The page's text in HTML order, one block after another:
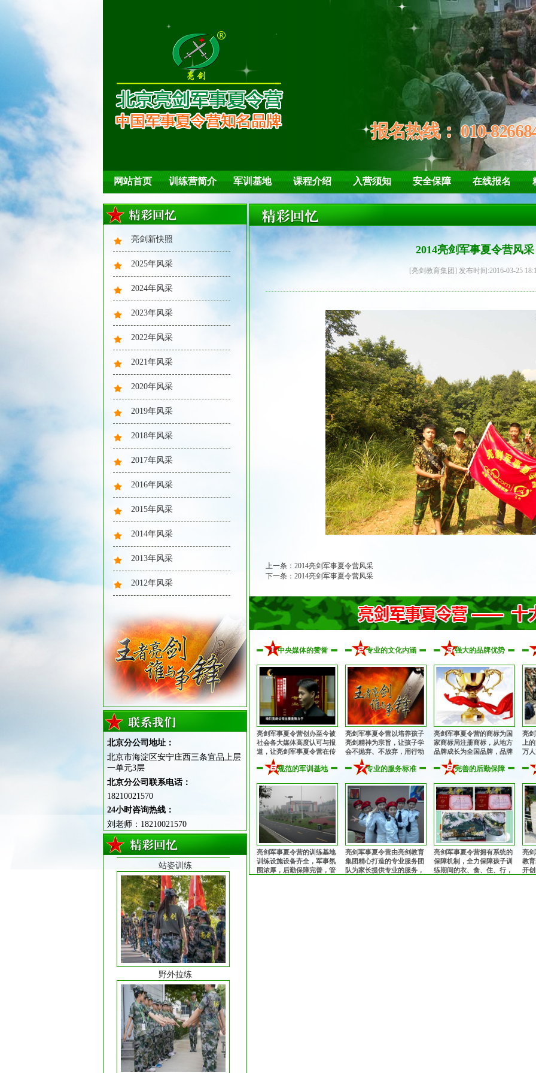
培养孩子“亮剑”精
学会
报名热线：010-
网站首页 训练营简介 军训基地 课程介绍 入营须知 安全保障 在线报名
亮剑新快照
2025年风采
2024年风采
2023年风采
2022年风采
2021年风采
2020年风采
2019年风采
2018年风采
2017年风采
2016年风采
2015年风采
2014年风采
2013年风采
2012年风采
北京分公司地址：
北京市海淀区安宁庄西三条宜品上层
一单元3层
北京分公司联系电话：
18210021570
24小时咨询热线：
刘老师：18210021570
队列训练
素质拓展
站姿训练
野外拉练
队列训练
2014亮剑军事夏令营风采
[亮剑教育集团] 发布时间:2016-03-25
上一条： 2014亮剑军事夏令营风采
下一条： 2014亮剑军事夏令营风采
中央媒体的赞誉
亮剑军事夏令营创办至今被
社会各大媒体高度认可与报
道，让亮剑军事夏令营在传
播中华军魂的征程上更加执
著与坚定！
专业的文化内涵
亮剑军事夏令营以培养孩子
亮剑精神为宗旨，让孩子学
会不抛弃、不放弃，用行动
诠释中华军魂的魅力，锻造
亿万中国心！
强大的品牌优势
亮剑军事夏令营的商标为国
家商标局注册商标，从地方
品牌成长为全国品牌，品牌
知名度和影响力与日俱增，
安全、正规，值得信赖！
亮
上
万
肯
军
规范的军训基地
亮剑军事夏令营的训练基地
训练设施设备齐全，军事氛
围浓厚，后勤保障完善，管
专业的服务标准
亮剑军事夏令营由亮剑教育
集团精心打造的专业服务团
队为家长提供专业的服务，
完善的后勤保障
亮剑军事夏令营拥有系统的
保障机制，全力保障孩子训
练期间的衣、食、住、行，
亮
教
开